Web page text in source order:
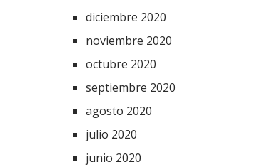
diciembre 2020
noviembre 2020
octubre 2020
septiembre 2020
agosto 2020
julio 2020
junio 2020